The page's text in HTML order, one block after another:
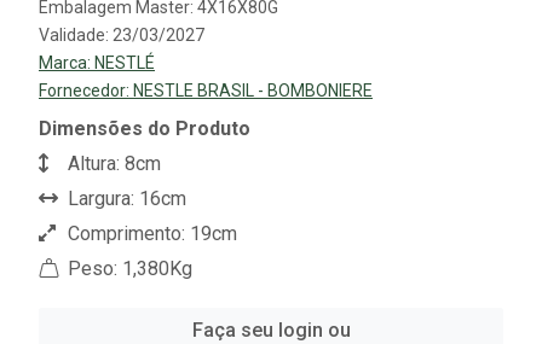
Embalagem Master: 4X16X80G
Validade: 23/03/2027
Marca: NESTLÉ
Fornecedor: NESTLE BRASIL - BOMBONIERE
Dimensões do Produto
Altura: 8cm
Largura: 16cm
Comprimento: 19cm
Peso: 1,380Kg
Faça seu login ou